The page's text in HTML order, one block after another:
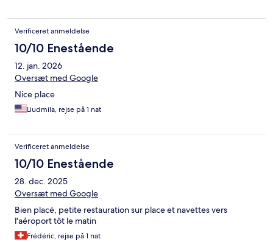
Verificeret anmeldelse
10/10 Enestående
12. jan. 2026
Oversæt med Google
Nice place
Liudmila, rejse på 1 nat
Verificeret anmeldelse
10/10 Enestående
28. dec. 2025
Oversæt med Google
Bien placé, petite restauration sur place et navettes vers
l'aéroport tôt le matin
Frédéric, rejse på 1 nat